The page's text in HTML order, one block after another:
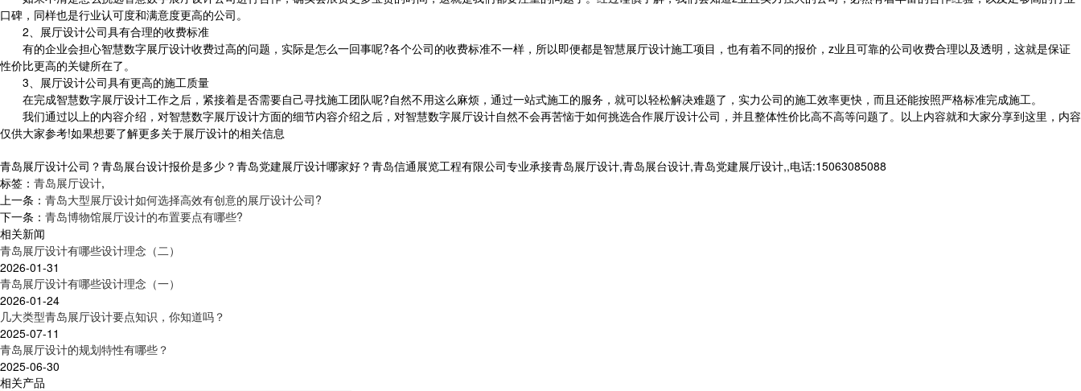
口碑，同样也是行业认可度和满意度更高的公司。
2、展厅设计公司具有合理的收费标准
有的企业会担心智慧数字展厅设计收费过高的问题，实际是怎么一回事呢?各个公司的收费标准不一样，所以即便都是智慧展厅设计施工项目，也有着不同的报价，z业且可靠的公司收费合理以及透明，这就是保证
性价比更高的关键所在了。
3、展厅设计公司具有更高的施工质量
在完成智慧数字展厅设计工作之后，紧接着是否需要自己寻找施工团队呢?自然不用这么麻烦，通过一站式施工的服务，就可以轻松解决难题了，实力公司的施工效率更快，而且还能按照严格标准完成施工。
我们通过以上的内容介绍，对智慧数字展厅设计方面的细节内容介绍之后，对智慧数字展厅设计自然不会再苦恼于如何挑选合作展厅设计公司，并且整体性价比高不高等问题了。以上内容就和大家分享到这里，内容
仅供大家参考!如果想要了解更多关于展厅设计的相关信息
青岛展厅设计公司？青岛展台设计报价是多少？青岛党建展厅设计哪家好？青岛信通展览工程有限公司专业承接青岛展厅设计,青岛展台设计,青岛党建展厅设计,,电话:15063085088
标签： 青岛展厅设计,
上一条： 青岛大型展厅设计如何选择高效有创意的展厅设计公司?
下一条： 青岛博物馆展厅设计的布置要点有哪些?
相关新闻
青岛展厅设计有哪些设计理念（二）
2026-01-31
青岛展厅设计有哪些设计理念（一）
2026-01-24
几大类型青岛展厅设计要点知识，你知道吗？
2025-07-11
青岛展厅设计的规划特性有哪些？
2025-06-30
相关产品